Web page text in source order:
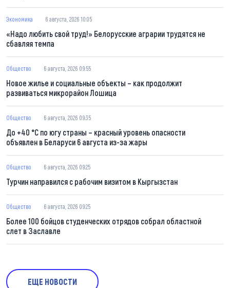
Экономика 6 августа, 2026 10:05
«Надо любить свой труд!» Белорусские аграрии трудятся не
сбавляя темпа
Общество 6 августа, 2026 09:55
Новое жилье и социальные объекты – как продолжит
развиваться микрорайон Лошица
Общество 6 августа, 2026 09:35
До +40 °С по югу страны – красный уровень опасности
объявлен в Беларуси 6 августа из-за жары
Общество 6 августа, 2026 09:25
Турчин направился с рабочим визитом в Кыргызстан
Общество 6 августа, 2026 09:25
Более 100 бойцов студенческих отрядов собрал областной
слет в Заславле
ЕЩЕ НОВОСТИ